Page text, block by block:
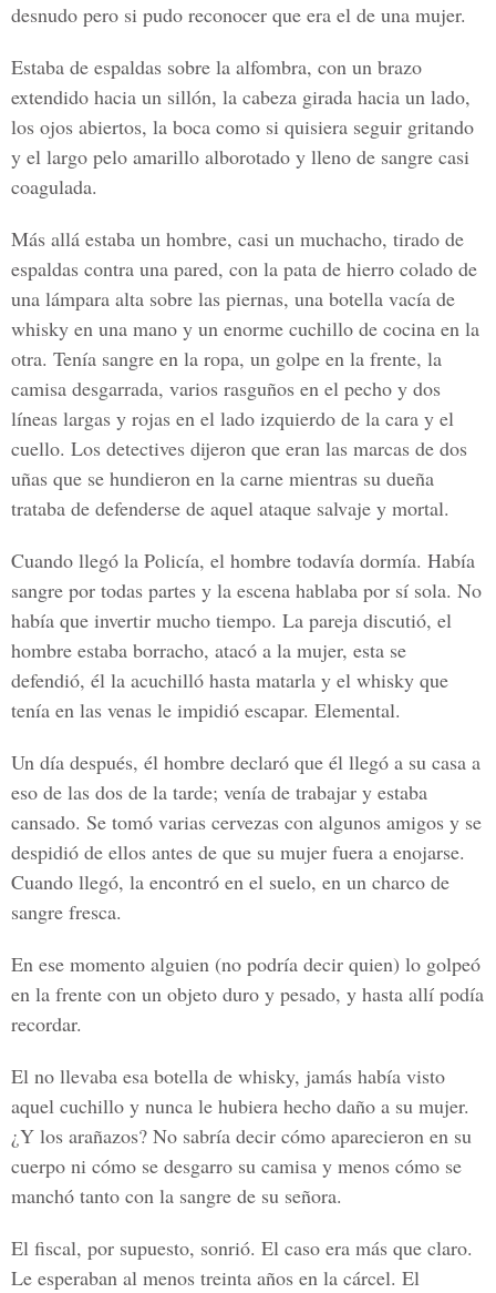
desnudo pero si pudo reconocer que era el de una mujer.
Estaba de espaldas sobre la alfombra, con un brazo
extendido hacia un sillón, la cabeza girada hacia un lado,
los ojos abiertos, la boca como si quisiera seguir gritando
y el largo pelo amarillo alborotado y lleno de sangre casi
coagulada.
Más allá estaba un hombre, casi un muchacho, tirado de
espaldas contra una pared, con la pata de hierro colado de
una lámpara alta sobre las piernas, una botella vacía de
whisky en una mano y un enorme cuchillo de cocina en la
otra. Tenía sangre en la ropa, un golpe en la frente, la
camisa desgarrada, varios rasguños en el pecho y dos
líneas largas y rojas en el lado izquierdo de la cara y el
cuello. Los detectives dijeron que eran las marcas de dos
uñas que se hundieron en la carne mientras su dueña
trataba de defenderse de aquel ataque salvaje y mortal.
Cuando llegó la Policía, el hombre todavía dormía. Había
sangre por todas partes y la escena hablaba por sí sola. No
había que invertir mucho tiempo. La pareja discutió, el
hombre estaba borracho, atacó a la mujer, esta se
defendió, él la acuchilló hasta matarla y el whisky que
tenía en las venas le impidió escapar. Elemental.
Un día después, él hombre declaró que él llegó a su casa a
eso de las dos de la tarde; venía de trabajar y estaba
cansado. Se tomó varias cervezas con algunos amigos y se
despidió de ellos antes de que su mujer fuera a enojarse.
Cuando llegó, la encontró en el suelo, en un charco de
sangre fresca.
En ese momento alguien (no podría decir quien) lo golpeó
en la frente con un objeto duro y pesado, y hasta allí podía
recordar.
El no llevaba esa botella de whisky, jamás había visto
aquel cuchillo y nunca le hubiera hecho daño a su mujer.
¿Y los arañazos? No sabría decir cómo aparecieron en su
cuerpo ni cómo se desgarro su camisa y menos cómo se
manchó tanto con la sangre de su señora.
El fiscal, por supuesto, sonrió. El caso era más que claro.
Le esperaban al menos treinta años en la cárcel. El